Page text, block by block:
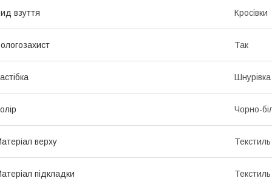
взуття Кросівки
Так
Шнурівка
Чорно-
верху Текстиль
підкладки Текстиль